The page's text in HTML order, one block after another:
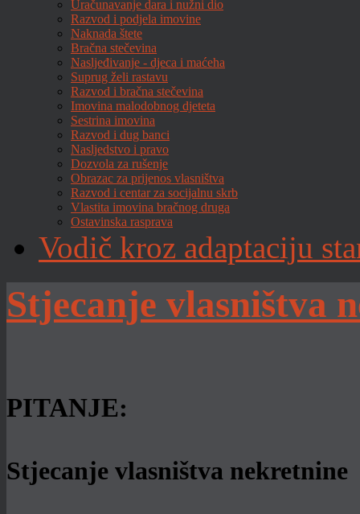
Uračunavanje dara i nužni dio
Razvod i podjela imovine
Naknada štete
Bračna stečevina
Nasljeđivanje - djeca i maćeha
Suprug želi rastavu
Razvod i bračna stečevina
Imovina malodobnog djeteta
Sestrina imovina
Razvod i dug banci
Nasljedstvo i pravo
Dozvola za rušenje
Obrazac za prijenos vlasništva
Razvod i centar za socijalnu skrb
Vlastita imovina bračnog druga
Ostavinska rasprava
Vodič kroz adaptaciju
Stjecanje vlasništva
PITANJE:
Stjecanje vlasništva nekretnine